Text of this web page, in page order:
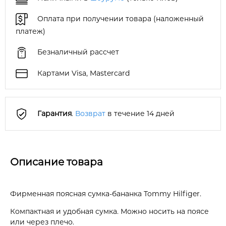
Оплата при получении товара (наложенный
платеж)
Безналичный рассчет
Картами Visa, Mastercard
Гарантия. Возврат в течение 14 дней
Описание товара
Фирменная поясная сумка-бананка Tommy Hilfiger.
Компактная и удобная сумка. Можно носить на поясе
или через плечо.